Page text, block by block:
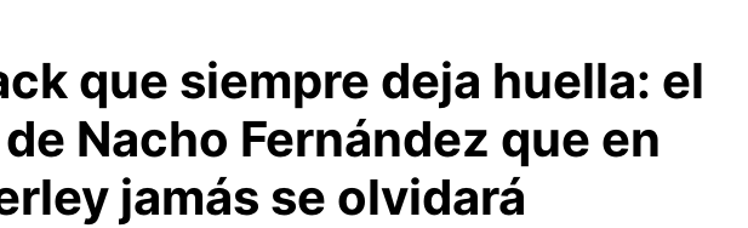
que siempre deja huella: el
Nacho Fernández que en
jamás se olvidará